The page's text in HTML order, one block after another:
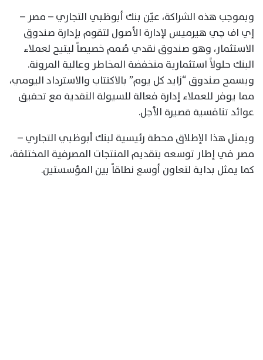
وبموجب هذه الشراكة، عيّن بنك أبوظبي التجاري – مصر –
إي اف چي هيرميس لإدارة الأصول لتقوم بإدارة صندوق
الاستثمار، وهو صندوق نقدي صُمم خصيصاً ليتيح لعملاء
البنك حلولاً استثمارية منخفضة المخاطر وعالية المرونة.
ويسمح صندوق “زايد كل يوم” بالاكتتاب والاسترداد اليومي،
مما يوفر للعملاء إدارة فعالة للسيولة النقدية مع تحقيق
عوائد تنافسية قصيرة الأجل.
ويمثل هذا الإطلاق محطة رئيسية لبنك أبوظبي التجاري –
مصر في إطار توسعه بتقديم المنتجات المصرفية المختلفة،
كما يمثل بداية لتعاون أوسع نطاقاً بين المؤسستين.